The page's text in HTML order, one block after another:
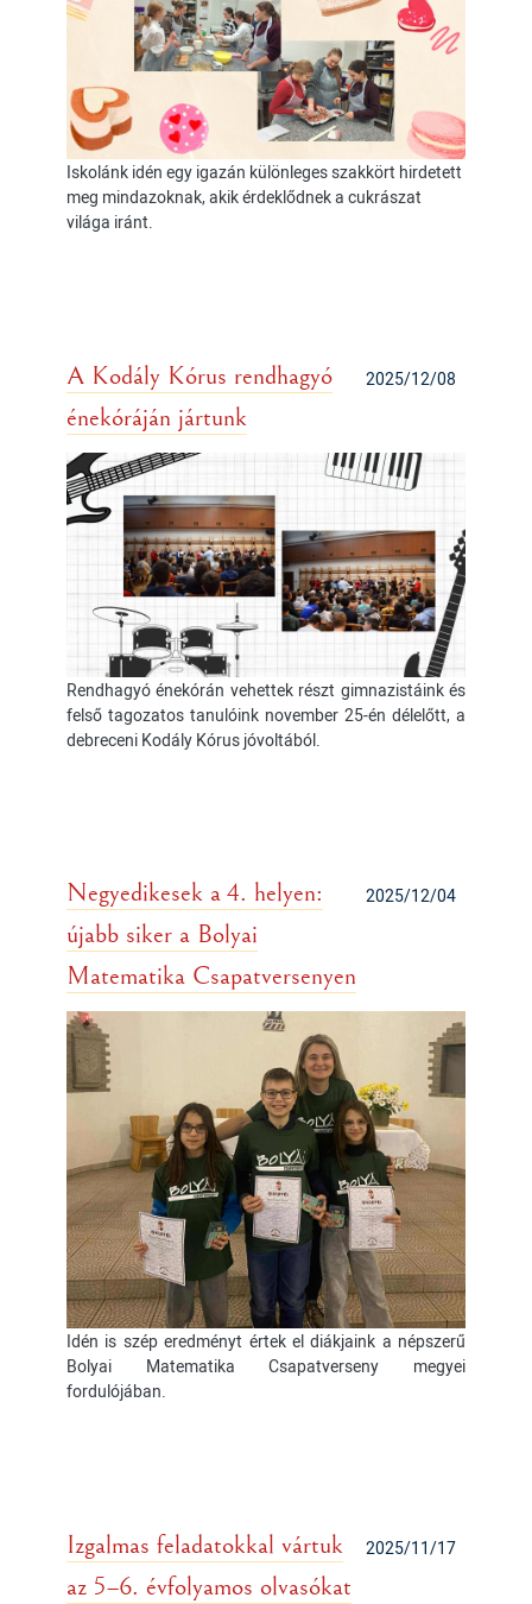
Iskolánk idén egy igazán különleges szakkört hirdetett
meg mindazoknak, akik érdeklődnek a cukrászat
világa iránt.
2025/12/08
A Kodály Kórus rendhagyó
énekóráján jártunk
Rendhagyó énekórán vehettek részt gimnazistáink és
felső tagozatos tanulóink november 25-én délelőtt, a
debreceni Kodály Kórus jóvoltából.
2025/12/04
Negyedikesek a 4. helyen:
újabb siker a Bolyai
Matematika Csapatversenyen
Idén is szép eredményt értek el diákjaink a népszerű
Bolyai Matematika Csapatverseny megyei
fordulójában.
2025/11/17
Izgalmas feladatokkal vártuk
az 5–6. évfolyamos olvasókat